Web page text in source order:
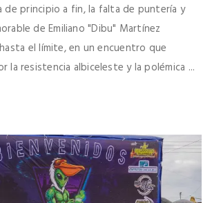
de principio a fin, la falta de puntería y
de Emiliano "Dibu" Martínez
el límite, en un encuentro que
la resistencia albiceleste y la polémica ...